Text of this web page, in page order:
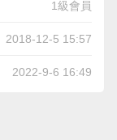
1級會員
2018-12-5 15:57
2022-9-6 16:49